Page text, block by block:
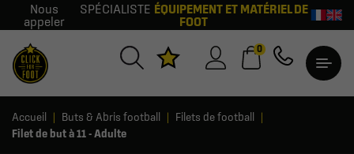
Nous
appeler
SPÉCIALISTE ÉQUIPEMENT ET MATÉRIEL DE
FOOT
0
Accueil Buts & Abris football
Filets de football
Filet de but à 11 - Adulte